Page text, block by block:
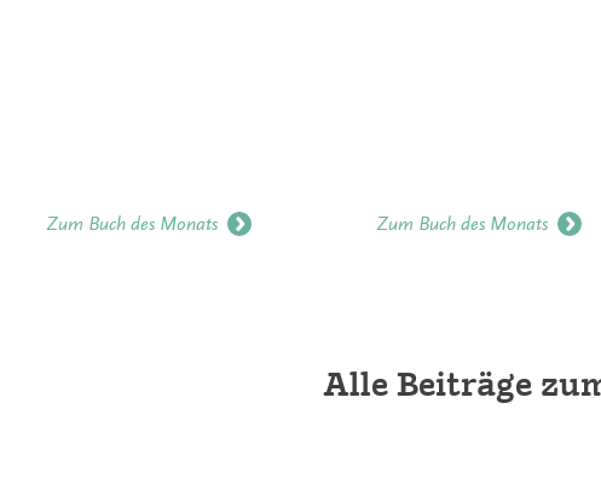
Zum Buch des Monats Zum Buch des Monats
Alle Beiträge